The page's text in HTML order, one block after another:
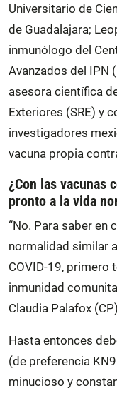
Universitario de
de Guadalajara;
inmunólogo del
Avanzados del IPN
asesora científica
Exteriores (SRE) y
investigadores
vacuna propia
¿Con las vacunas
pronto a la vida
“No. Para saber en
normalidad similar
COVID-19, primero
inmunidad
Claudia Palafox
Hasta entonces
(de preferencia
minucioso y